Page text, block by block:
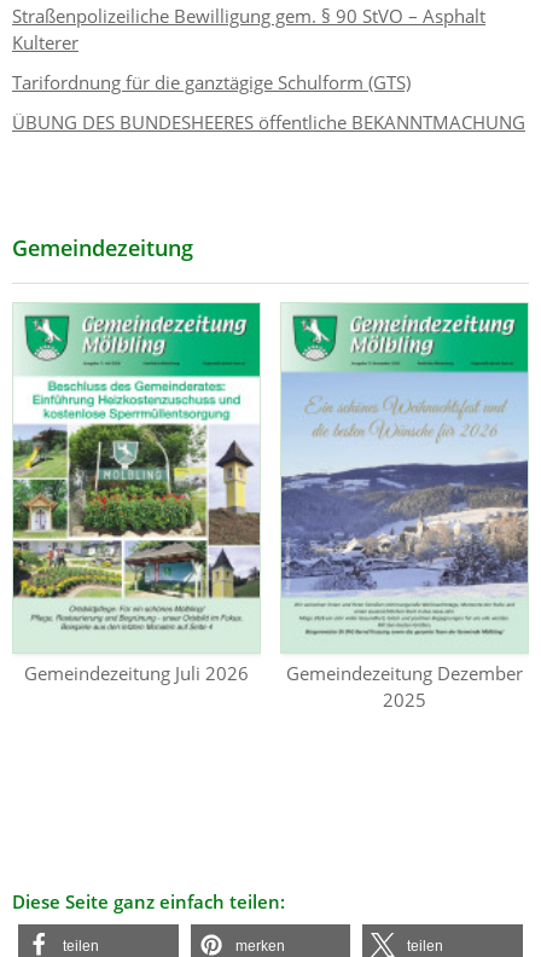
Straßenpolizeiliche Bewilligung gem. § 90 StVO – Asphalt
Kulterer
Tarifordnung für die ganztägige Schulform (GTS)
ÜBUNG DES BUNDESHEERES öffentliche BEKANNTMACHUNG
Gemeindezeitung
Gemeindezeitung Juli 2026
Gemeindezeitung Dezember
2025
Diese Seite ganz einfach teilen:
teilen merken teilen